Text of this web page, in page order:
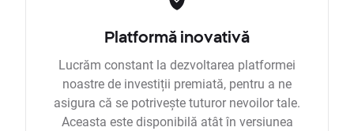
Platformă inovativă
Lucrăm constant la dezvoltarea platformei
noastre de investiții premiată, pentru a ne
asigura că se potrivește tuturor nevoilor tale.
Aceasta este disponibilă atât în versiunea